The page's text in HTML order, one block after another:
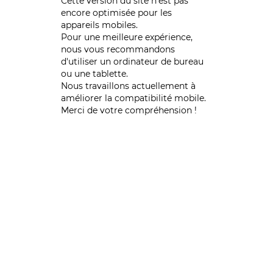
encore optimisée pour les
appareils mobiles.
Pour une meilleure expérience,
nous vous recommandons
d'utiliser un ordinateur de bureau
ou une tablette.
Nous travaillons actuellement à
améliorer la compatibilité mobile.
Merci de votre compréhension !